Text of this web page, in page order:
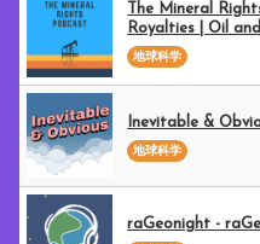
The Mineral
Royalties | Oil
地球科学
Inevitable &
地球科学
raGeonight -